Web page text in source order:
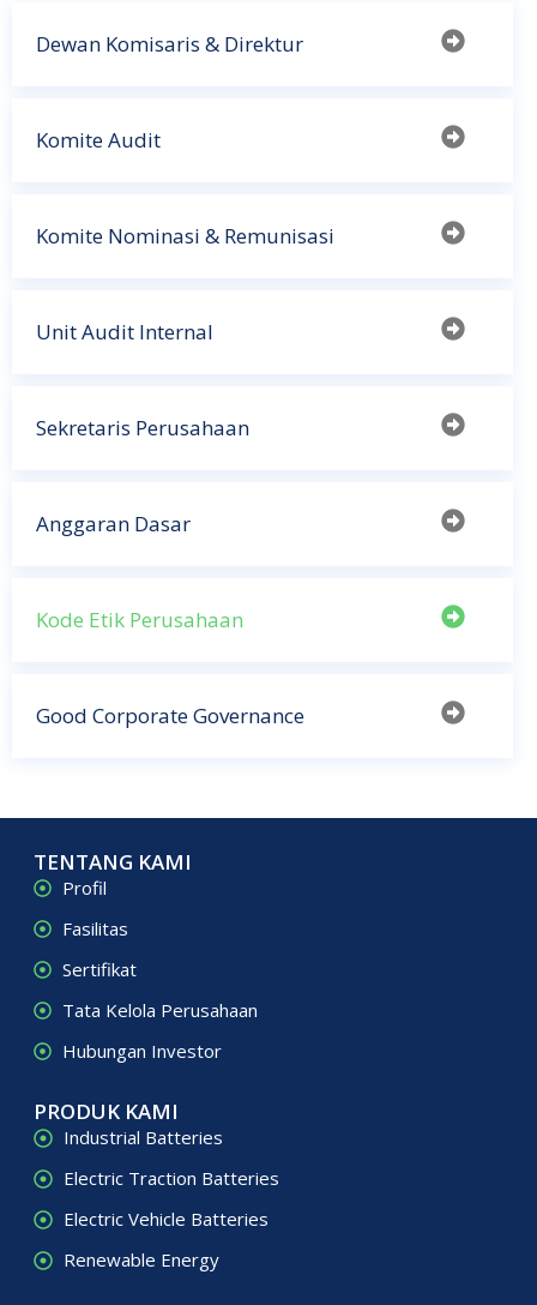
Dewan Komisaris & Direktur
Komite Audit
Komite Nominasi & Remunisasi
Unit Audit Internal
Sekretaris Perusahaan
Anggaran Dasar
Kode Etik Perusahaan
Good Corporate Governance
TENTANG KAMI
Profil
Fasilitas
Sertifikat
Tata Kelola Perusahaan
Hubungan Investor
PRODUK KAMI
Industrial Batteries
Electric Traction Batteries
Electric Vehicle Batteries
Renewable Energy